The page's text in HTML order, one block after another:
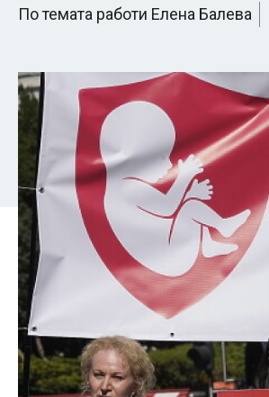
По темата работи Елена Балева